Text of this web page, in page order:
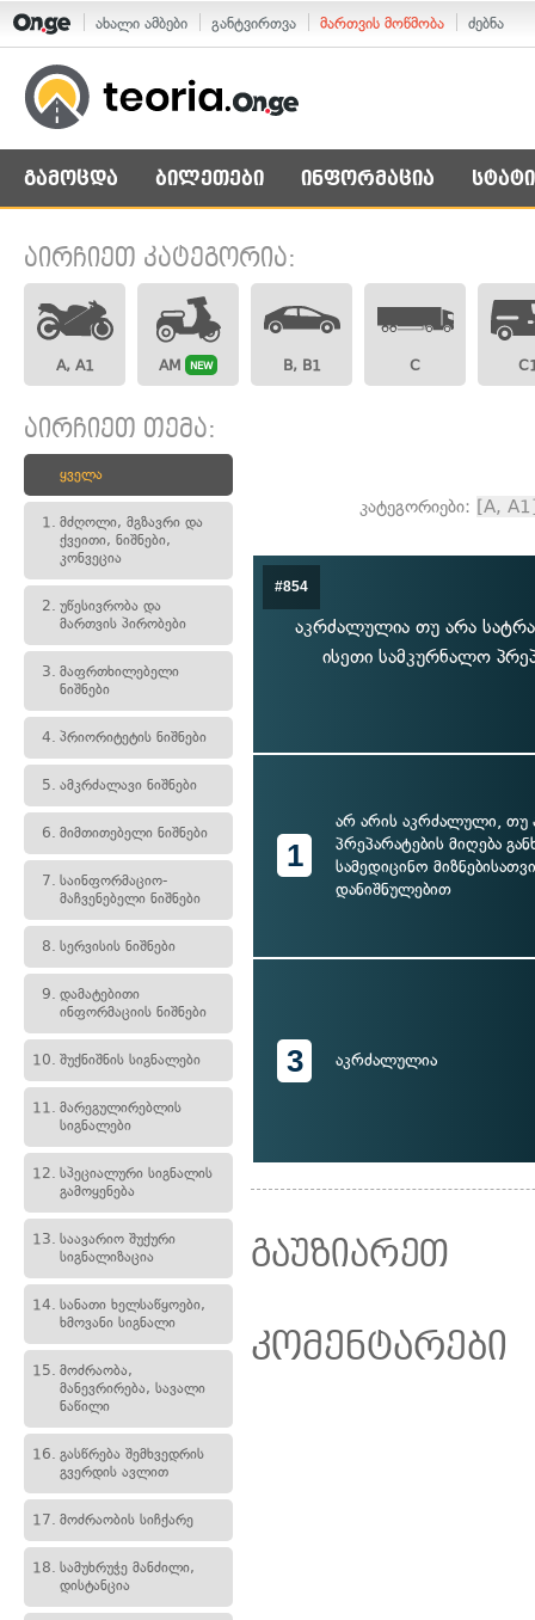
ახალი ამბები განტვირთვა მართვის მოწმობა ძებნა
გამოცდა ბილეთები ინფორმაცია
აირჩიეთ კატეგორია:
A, A1 AM NEW B, B1 C
აირჩიეთ თემა:
ყველა
1. მძღოლი, მგზავრი და
ქვეითი, ნიშნები,
კონვეცია
2. უწესივრობა და
მართვის პირობები
3. მაფრთხილებელი
ნიშნები
4. პრიორიტეტის ნიშნები
5. ამკრძალავი ნიშნები
6. მიმთითებელი ნიშნები
7. საინფორმაციო-
მაჩვენებელი ნიშნები
8. სერვისის ნიშნები
9. დამატებითი
ინფორმაციის ნიშნები
10. შუქნიშნის სიგნალები
11. მარეგულირებლის
სიგნალები
12. სპეციალური სიგნალის
გამოყენება
13. საავარიო შუქური
სიგნალიზაცია
14. სანათი ხელსაწყოები,
ხმოვანი სიგნალი
15. მოძრაობა,
მანევრირება, სავალი
ნაწილი
16. გასწრება შემხვედრის
გვერდის ავლით
17. მოძრაობის სიჩქარე
18. სამუხრუჭე მანძილი,
დისტანცია
კატეგორიები: [A,
#854
აკრძალულია თუ არა
ისეთი სამკურნალო
1
არ არის აკრძალული, თუ
პრეპარატების მიღება
სამედიცინო
დანიშნულებით
3 აკრძალულია
გაუზიარეთ
კომენტარები